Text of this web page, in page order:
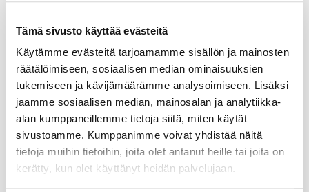
Tämä sivusto käyttää evästeitä
Käytämme evästeitä tarjoamamme sisällön ja mainosten
räätälöimiseen, sosiaalisen median ominaisuuksien
tukemiseen ja kävijämäärämme analysoimiseen. Lisäksi
jaamme sosiaalisen median, mainosalan ja analytiikka-
alan kumppaneillemme tietoja siitä, miten käytät
sivustoamme. Kumppanimme voivat yhdistää näitä
tietoja muihin tietoihin, joita olet antanut heille tai joita on
kerätty, kun olet käyttänyt heidän palvelujaan.